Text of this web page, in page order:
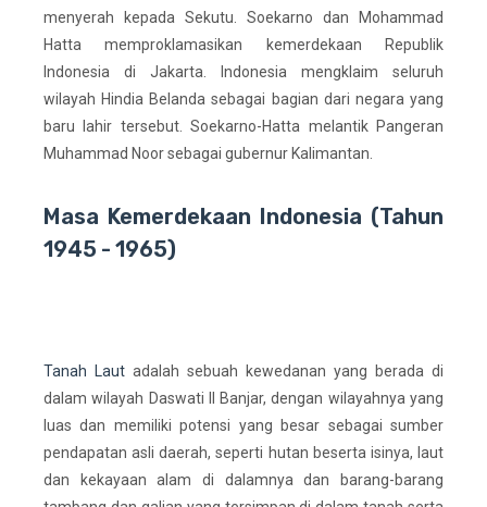
menyerah kepada Sekutu. Soekarno dan Mohammad
Hatta memproklamasikan kemerdekaan Republik
Indonesia di Jakarta. Indonesia mengklaim seluruh
wilayah Hindia Belanda sebagai bagian dari negara yang
baru lahir tersebut. Soekarno-Hatta melantik Pangeran
Muhammad Noor sebagai gubernur Kalimantan.
Masa Kemerdekaan Indonesia (Tahun
1945 - 1965)
Tanah Laut adalah sebuah kewedanan yang berada di
dalam wilayah Daswati II Banjar, dengan wilayahnya yang
luas dan memiliki potensi yang besar sebagai sumber
pendapatan asli daerah, seperti hutan beserta isinya, laut
dan kekayaan alam di dalamnya dan barang-barang